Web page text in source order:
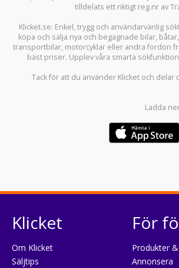
tilldelats ett riktigt reg.nr av
Klicket.se: Enkel, trygg och användarvänlig
köpa och sälja nya och begagnade bilar, båtar,
transportbilar, motorcyklar eller andra fordon
bäst priser. Upplev våra smarta
Tack för att du använder Klicket och delar
Ladda
Klicket
Om Klicket
Säljtips
För
Produkter
Annonsera